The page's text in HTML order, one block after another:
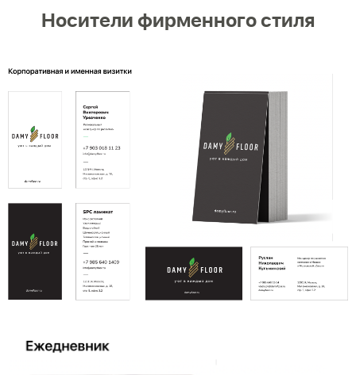
Носители фирменного стиля